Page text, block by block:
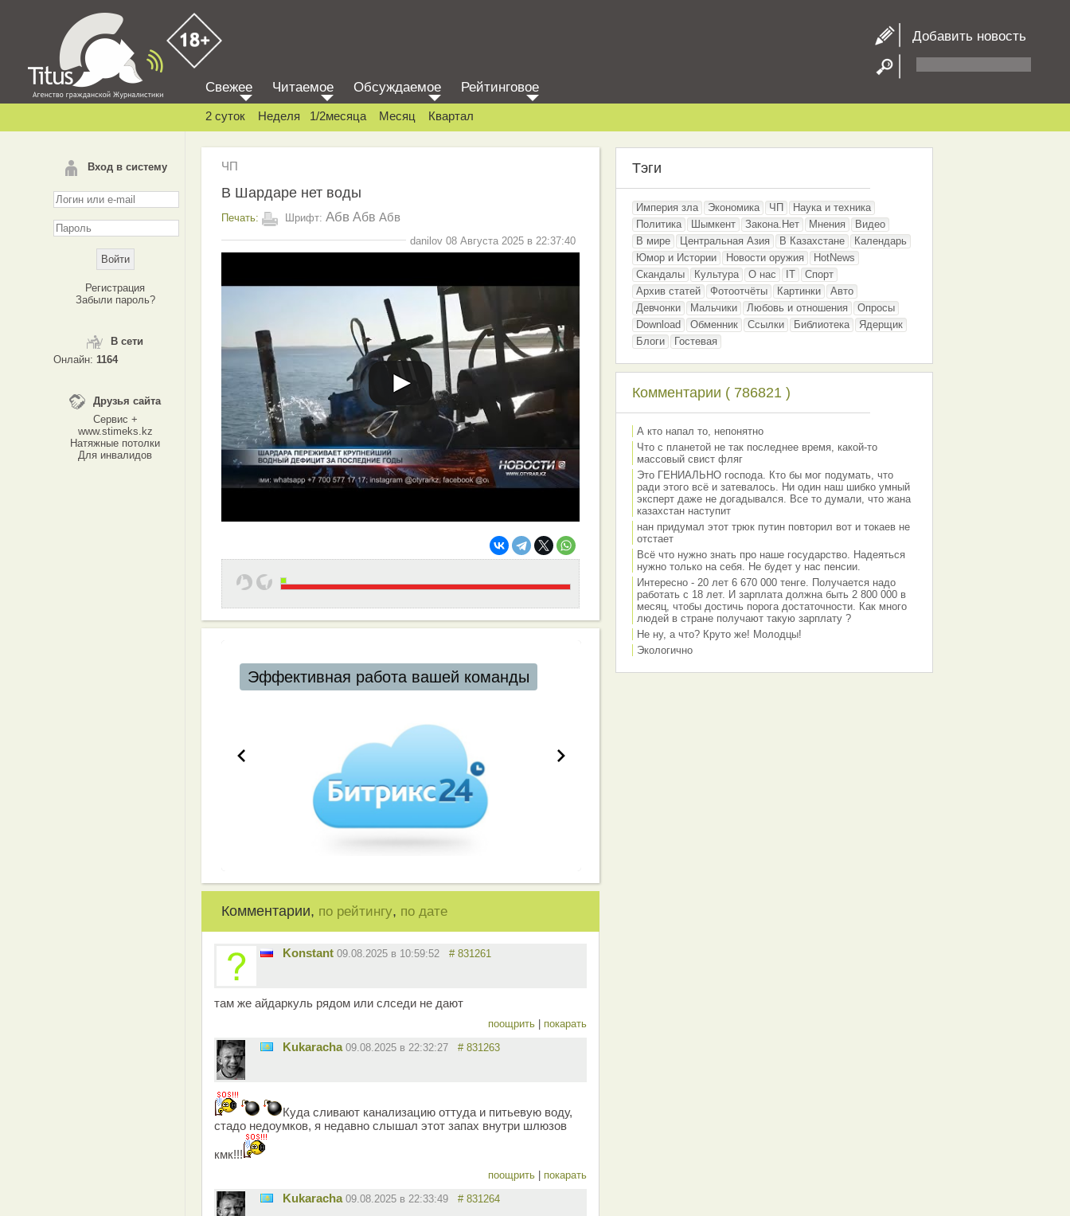
Добавить новость
Вход в систему
Регистрация
Забыли пароль?
В сети
Онлайн: 1164
Друзья сайта
Сервис +
www.stimeks.kz
Натяжные потолки
Для инвалидов
Свежее Читаемое Обсуждаемое Рейтинговое
2 суток Неделя 1/2месяца Месяц Квартал
ЧП
В Шардаре нет воды
Печать: Шрифт: Абв Абв Абв
danilov 08 Августа 2025 в 22:37:40
Эффективная работа вашей команды
Комментарии, по рейтингу, по дате
Konstant 09.08.2025 в 10:59:52 # 831261
там же айдаркуль рядом или слседи не дают
поощрить | покарать
Kukaracha 09.08.2025 в 22:32:27 # 831263
Куда сливают канализацию оттуда и питьевую воду,
стадо недоумков, я недавно слышал этот запах внутри шлюзов
кмк!!!
поощрить | покарать
Kukaracha 09.08.2025 в 22:33:49 # 831264
Тэги
Империя зла Экономика ЧП
Наука и техника
Политика
Шымкент Закона.Нет Мнения
Видео
В мире
Центральная Азия В Казахстане
Календарь
Юмор и Истории
Новости оружия
HotNews
Скандалы
Культура О нас IT
Спорт
Архив статей
Фотоотчёты Картинки
Авто
Девчонки
Мальчики Любовь и отношения
Опросы
Download
Обменник Ссылки Библиотека
Ядерщик
Блоги
Гостевая
Комментарии ( 786821 )
А кто напал то, непонятно
Что с планетой не так последнее время, какой-то
массовый свист фляг
Это ГЕНИАЛЬНО господа. Кто бы мог подумать, что
ради этого всё и затевалось. Ни один наш шибко умный
эксперт даже не догадывался. Все то думали, что жана
казахстан наступит
нан придумал этот трюк путин повторил вот и токаев не
отстает
Всё что нужно знать про наше государство. Надеяться
нужно только на себя. Не будет у нас пенсии.
Интересно - 20 лет 6 670 000 тенге. Получается надо
работать с 18 лет. И зарплата должна быть 2 800 000 в
месяц, чтобы достичь порога достаточности. Как много
людей в стране получают такую зарплату ?
Не ну, а что? Круто же! Молодцы!
Экологично